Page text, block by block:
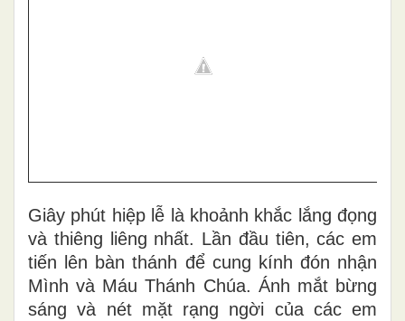
Giây phút hiệp lễ là khoảnh khắc lắng đọng
và thiêng liêng nhất. Lần đầu tiên, các em
tiến lên bàn thánh để cung kính đón nhận
Mình và Máu Thánh Chúa. Ánh mắt bừng
sáng và nét mặt rạng ngời của các em